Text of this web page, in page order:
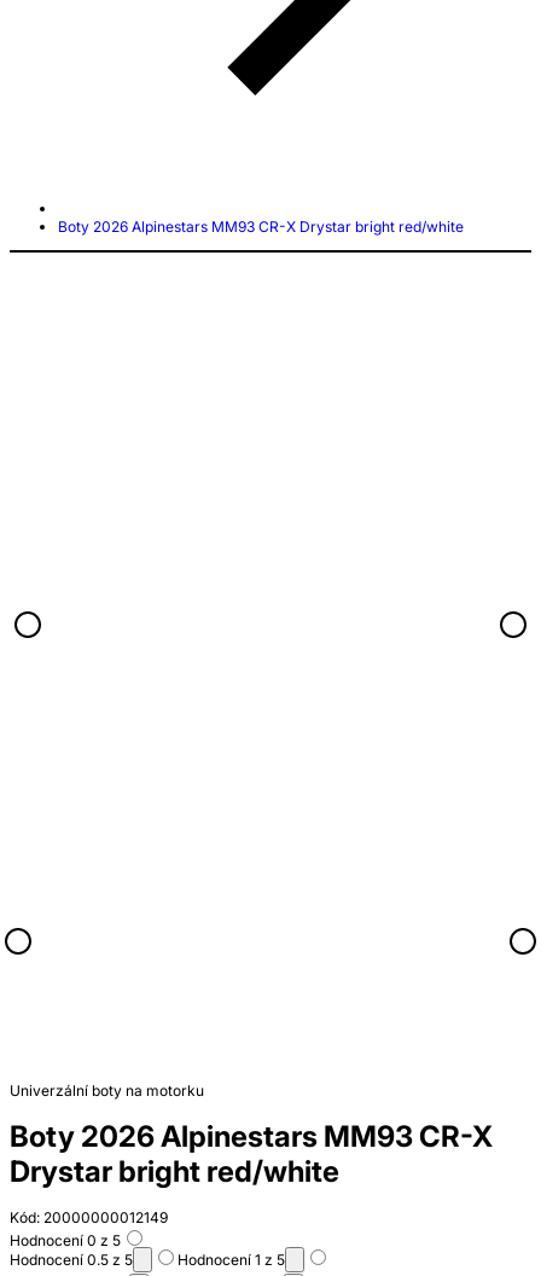
Boty 2026 Alpinestars MM93 CR-X Drystar bright red/white
Univerzální boty na motorku
Boty 2026 Alpinestars MM93 CR-X
Drystar bright red/white
Kód: 20000000012149
Hodnocení 0 z 5
Hodnocení 0.5 z 5
Hodnocení 1 z 5